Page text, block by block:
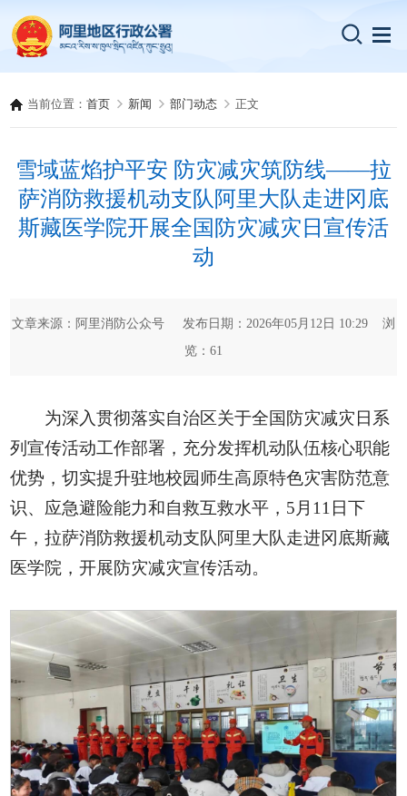
当前位置：首页 新闻 部门动态 正文
雪域蓝焰护平安 防灾减灾筑防线——拉
萨消防救援机动支队阿里大队走进冈底
斯藏医学院开展全国防灾减灾日宣传活
动
文章来源：阿里消防公众号 发布日期：2026年05月12日 10:29 浏
览： 61
为深入贯彻落实自治区关于全国防灾减灾日系
列宣传活动工作部署，充分发挥机动队伍核心职能
优势，切实提升驻地校园师生高原特色灾害防范意
识、应急避险能力和自救互救水平，5月11日下
午，拉萨消防救援机动支队阿里大队走进冈底斯藏
医学院，开展防灾减灾宣传活动。